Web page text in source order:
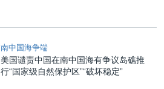
南中国海争端
美国谴责中国在南中国海有争议岛礁推
行“国家级自然保护区”“破坏稳定”